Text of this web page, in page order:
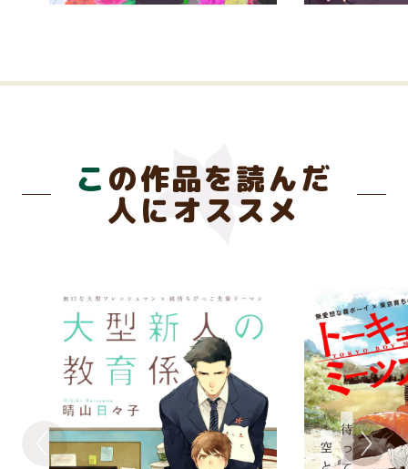
この作品を読んだ
人にオススメ